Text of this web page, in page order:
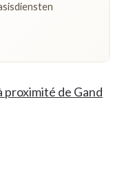
proximité de Gand